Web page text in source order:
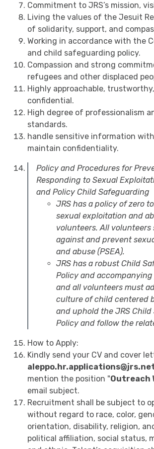
Commitment to JRS’s mission,
Living the values of the Jesuit
of solidarity, support, and
Working in accordance with the
and child safeguarding policy.
Compassion and strong
refugees and other displaced
Highly approachable,
confidential.
High degree of professionalism
standards.
handle sensitive information
maintain confidentiality.
Policy and Procedures for
Responding to Sexual
and Policy Child Safeguarding
JRS has a policy of zero
sexual exploitation and
volunteers. All
against and prevent
and abuse (PSEA).
JRS has a robust Child
Policy and
and all volunteers must
culture of child centered
and uphold the JRS
Policy and follow the
How to Apply:
Kindly send your CV and cover
mention the position "Outreach
email subject.
Recruitment shall be subject to
without regard to race, color,
orientation, disability, religion,
political affiliation, social status,